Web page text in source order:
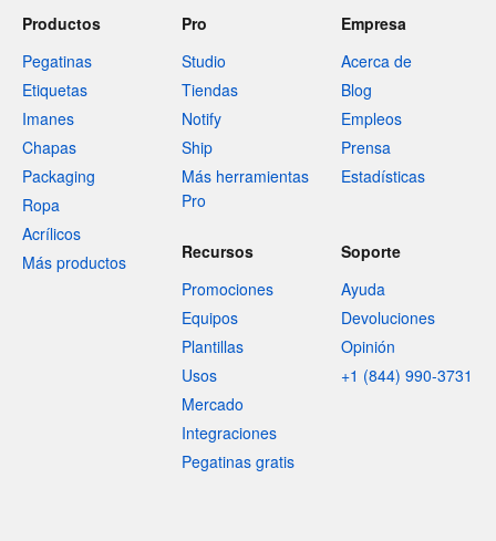
Productos
Pegatinas
Etiquetas
Imanes
Chapas
Packaging
Ropa
Acrílicos
Más productos
Pro
Studio
Tiendas
Notify
Ship
Más herramientas
Pro
Empresa
Acerca de
Blog
Empleos
Prensa
Estadísticas
Recursos
Promociones
Equipos
Plantillas
Usos
Mercado
Integraciones
Pegatinas gratis
Soporte
Ayuda
Devoluciones
Opinión
+1 (844) 990-3731